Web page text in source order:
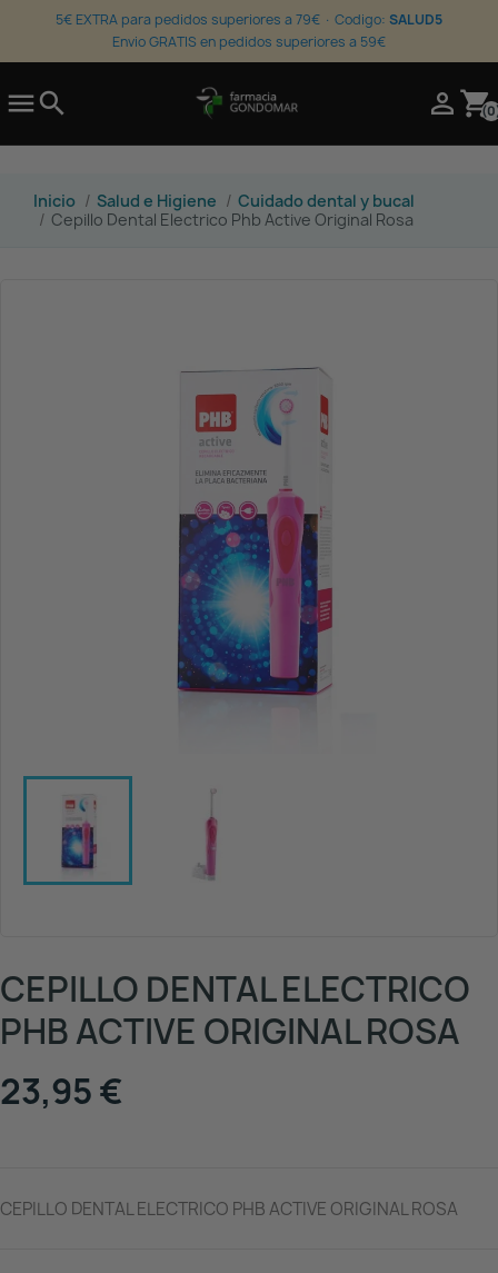
5€ EXTRA para pedidos superiores a 79€ · Codigo: SALUD5
Envio GRATIS en pedidos superiores a 59€
search  shopping_cart
Inicio Salud e Higiene
Cuidado dental y bucal
Cepillo Dental Electrico Phb Active Original Rosa
CEPILLO DENTAL ELECTRICO
PHB ACTIVE ORIGINAL ROSA
23,95 €
CEPILLO DENTAL ELECTRICO PHB ACTIVE ORIGINAL ROSA